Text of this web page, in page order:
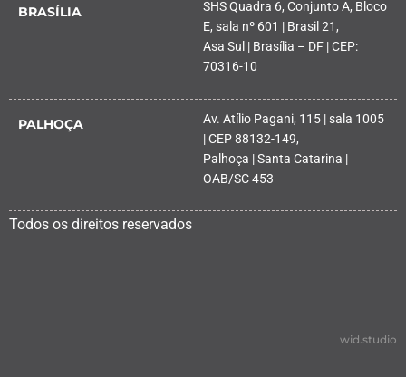
BRASÍLIA
SHS Quadra 6, Conjunto A, Bloco
E, sala nº 601 | Brasil 21,
Asa Sul | Brasília – DF | CEP:
70316-10
PALHOÇA
Av. Atílio Pagani, 115 | sala 1005
| CEP 88132-149,
Palhoça | Santa Catarina |
OAB/SC 453
Todos os direitos reservados
wid.studio